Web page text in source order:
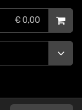
€ 0,00